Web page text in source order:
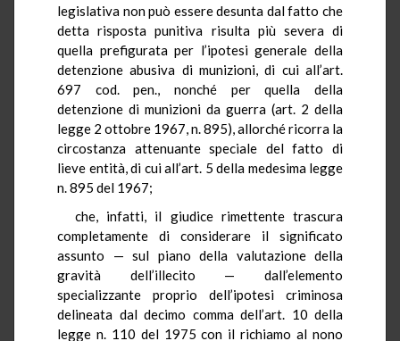
legislativa non può essere desunta dal fatto che
detta risposta punitiva risulta più severa di
quella prefigurata per l’ipotesi generale della
detenzione abusiva di munizioni, di cui all’art.
697 cod. pen., nonché per quella della
detenzione di munizioni da guerra (art. 2 della
legge 2 ottobre 1967, n. 895), allorché ricorra la
circostanza attenuante speciale del fatto di
lieve entità, di cui all’art. 5 della medesima legge
n. 895 del 1967;
che, infatti, il giudice rimettente trascura
completamente di considerare il significato
assunto — sul piano della valutazione della
gravità dell’illecito — dall’elemento
specializzante proprio dell’ipotesi criminosa
delineata dal decimo comma dell’art. 10 della
legge n. 110 del 1975 con il richiamo al nono